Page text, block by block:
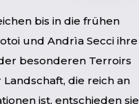
bis in die frühen
und Andrìa Secci ihre
besonderen Terroirs
die reich an
ist, entschieden sie